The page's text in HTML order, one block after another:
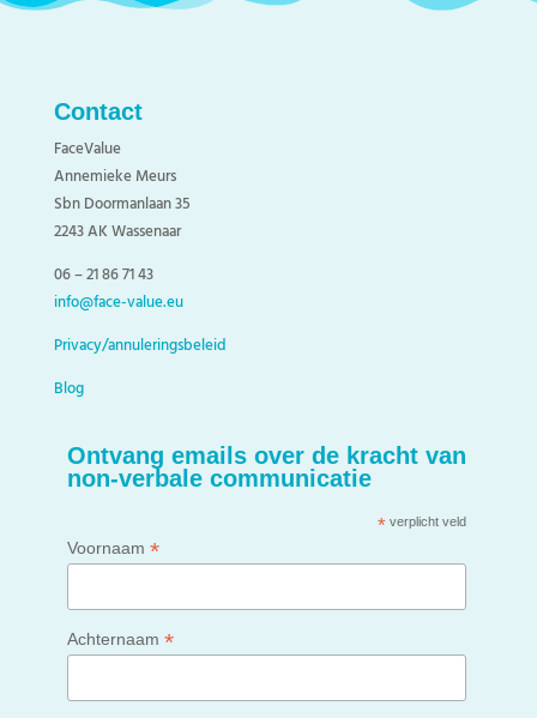
Contact
FaceValue
Annemieke Meurs
Sbn Doormanlaan 35
2243 AK Wassenaar
06 – 21 86 71 43
info@face-value.eu
Privacy/annuleringsbeleid
Blog
Ontvang emails over de kracht van
non-verbale communicatie
* verplicht veld
Voornaam *
Achternaam *